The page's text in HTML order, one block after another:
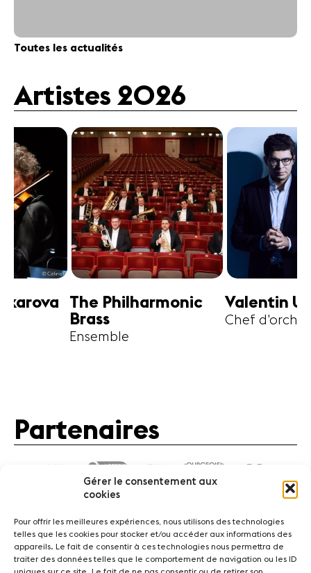
Gérer le consentement aux
cookies
Pour offrir les meilleures expériences, nous utilisons des technologies
telles que les cookies pour stocker et/ou accéder aux informations des
appareils. Le fait de consentir à ces technologies nous permettra de
traiter des données telles que le comportement de navigation ou les ID
Toutes les actualités
Artistes 2026
Valentin Uryupin
Chef d'orchestre
Amihai
Alto
Partenaires
ActualitésConcerts Bénévoles Médiation